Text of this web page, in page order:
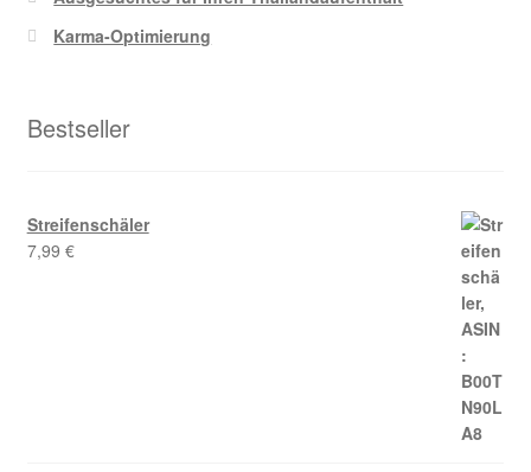
Karma-Optimierung
Bestseller
Streifenschäler
7,99 €